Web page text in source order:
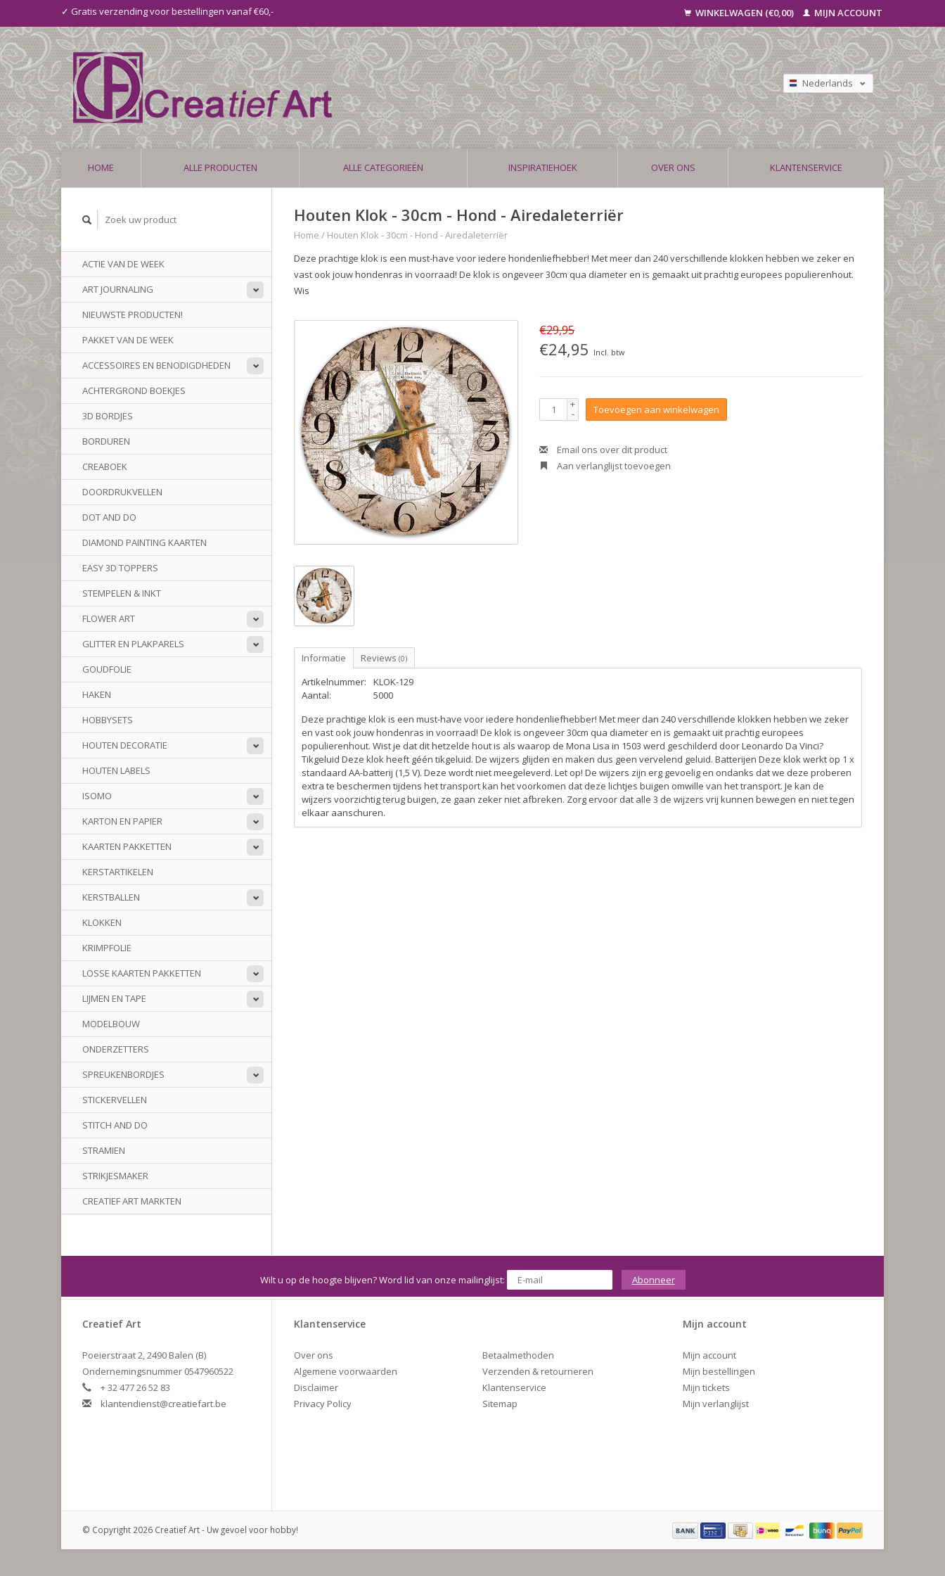
✓ Gratis verzending voor bestellingen vanaf €60,- WINKELWAGEN (€0,00) MIJN ACCOUNT
Nederlands
Deutsch
Français
HOME ALLE PRODUCTEN ALLE CATEGORIEËN INSPIRATIEHOEK OVER ONS KLANTENSERVICE
ACTIE VAN DE WEEK
ART JOURNALING
NIEUWSTE PRODUCTEN!
PAKKET VAN DE WEEK
ACCESSOIRES EN BENODIGDHEDEN
ACHTERGROND BOEKJES
3D BORDJES
BORDUREN
CREABOEK
DOORDRUKVELLEN
DOT AND DO
DIAMOND PAINTING KAARTEN
EASY 3D TOPPERS
STEMPELEN & INKT
FLOWER ART
GLITTER EN PLAKPARELS
GOUDFOLIE
HAKEN
HOBBYSETS
HOUTEN DECORATIE
HOUTEN LABELS
ISOMO
KARTON EN PAPIER
KAARTEN PAKKETTEN
KERSTARTIKELEN
KERSTBALLEN
KLOKKEN
KRIMPFOLIE
LOSSE KAARTEN PAKKETTEN
LIJMEN EN TAPE
MODELBOUW
ONDERZETTERS
SPREUKENBORDJES
STICKERVELLEN
STITCH AND DO
STRAMIEN
STRIKJESMAKER
CREATIEF ART MARKTEN
Houten Klok - 30cm - Hond - Airedaleterriër
Home / Houten Klok - 30cm - Hond - Airedaleterriër
Deze prachtige klok is een must-have voor iedere hondenliefhebber! Met meer dan 240 verschillende klokken hebben we zeker en
vast ook jouw hondenras in voorraad! De klok is ongeveer 30cm qua diameter en is gemaakt uit prachtig europees populierenhout.
Wis
€29,95
€24,95 Incl. btw
+
- Toevoegen aan winkelwagen
Email ons over dit product
Aan verlanglijst toevoegen
Informatie Reviews (0)
Artikelnummer:
KLOK-129
Aantal:
5000
Deze prachtige klok is een must-have voor iedere hondenliefhebber! Met meer dan 240 verschillende klokken hebben we zeker
en vast ook jouw hondenras in voorraad! De klok is ongeveer 30cm qua diameter en is gemaakt uit prachtig europees
populierenhout. Wist je dat dit hetzelde hout is als waarop de Mona Lisa in 1503 werd geschilderd door Leonardo Da Vinci?
Tikgeluid Deze klok heeft géén tikgeluid. De wijzers glijden en maken dus geen vervelend geluid. Batterijen Deze klok werkt op 1 x
standaard AA-batterij (1,5 V). Deze wordt niet meegeleverd. Let op! De wijzers zijn erg gevoelig en ondanks dat we deze proberen
extra te beschermen tijdens het transport kan het voorkomen dat deze lichtjes buigen omwille van het transport. Je kan de
wijzers voorzichtig terug buigen, ze gaan zeker niet afbreken. Zorg ervoor dat alle 3 de wijzers vrij kunnen bewegen en niet tegen
elkaar aanschuren.
Wilt u op de hoogte blijven? Word lid van onze mailinglijst: Abonneer
Creatief Art
Poeierstraat 2, 2490 Balen (B)
Ondernemingsnummer 0547960522
+ 32 477 26 52 83
klantendienst@creatiefart.be
Klantenservice
Over ons
Algemene voorwaarden
Disclaimer
Privacy Policy
Betaalmethoden
Verzenden & retourneren
Klantenservice
Sitemap
Mijn account
Mijn account
Mijn bestellingen
Mijn tickets
Mijn verlanglijst
© Copyright 2026 Creatief Art - Uw gevoel voor hobby!